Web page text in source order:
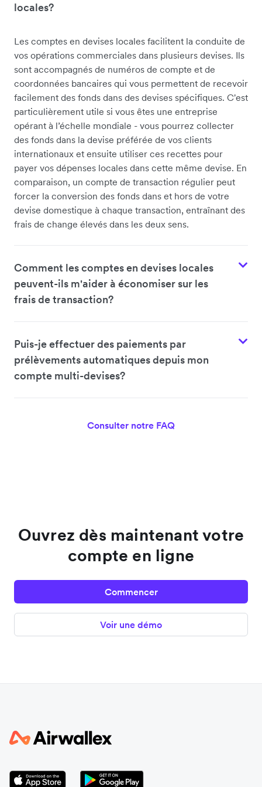
locales?
Les comptes en devises locales facilitent la conduite de
vos opérations commerciales dans plusieurs devises. Ils
sont accompagnés de numéros de compte et de
coordonnées bancaires qui vous permettent de recevoir
facilement des fonds dans des devises spécifiques. C'est
particulièrement utile si vous êtes une entreprise
opérant à l’échelle mondiale - vous pourrez collecter
des fonds dans la devise préférée de vos clients
internationaux et ensuite utiliser ces recettes pour
payer vos dépenses locales dans cette même devise. En
comparaison, un compte de transaction régulier peut
forcer la conversion des fonds dans et hors de votre
devise domestique à chaque transaction, entraînant des
frais de change élevés dans les deux sens.
Comment les comptes en devises locales
peuvent-ils m'aider à économiser sur les
frais de transaction?
Puis-je effectuer des paiements par
prélèvements automatiques depuis mon
compte multi-devises?
Consulter notre FAQ
Ouvrez dès maintenant votre
compte en ligne
Commencer
Voir une démo